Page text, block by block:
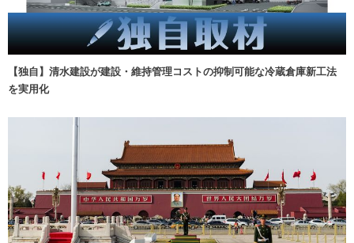
【独自】清水建設が建設・維持管理コストの抑制可能な冷蔵倉庫新工法
を実用化